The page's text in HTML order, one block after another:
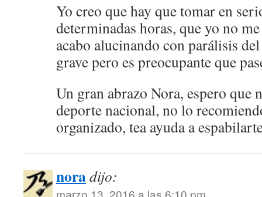
Yo creo que hay que tomar en
determinadas horas, que yo no
acabo alucinando con parálisis
grave pero es preocupante que
Un gran abrazo Nora, espero que
deporte nacional, no lo
organizado, tea ayuda a
noradijo:
marzo 13, 2016 a las 6:10 pm